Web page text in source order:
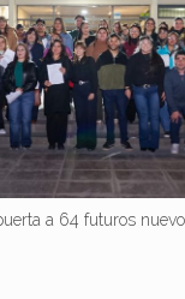
a 64 futuros